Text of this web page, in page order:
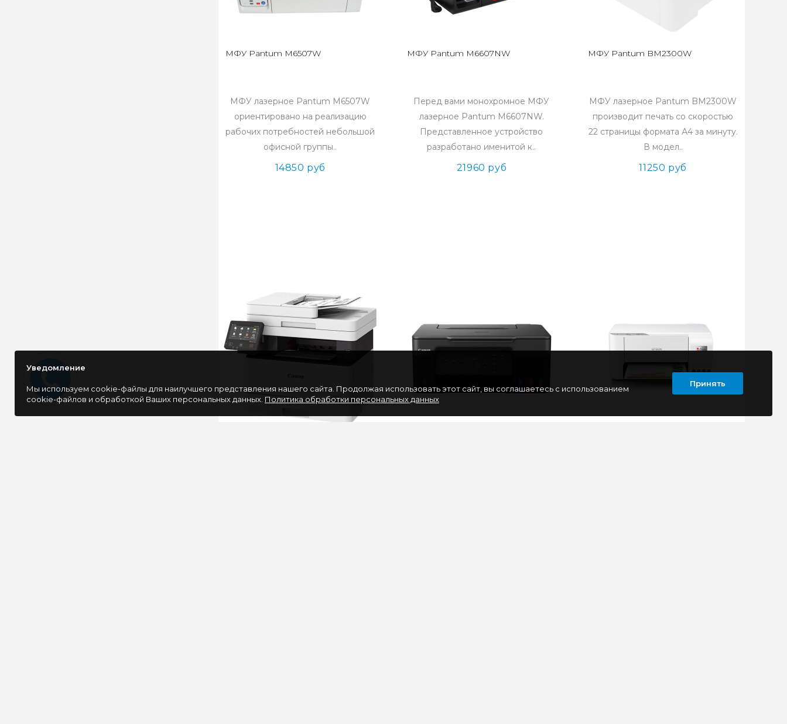
МФУ Pantum M6507W
МФУ лазерное Pantum M6507W
ориентировано на реализацию
рабочих потребностей небольшой
офисной группы..
14850 руб
МФУ Pantum M6607NW
Перед вами монохромное МФУ
лазерное Pantum M6607NW.
Представленное устройство
разработано именитой к..
21960 руб
МФУ Pantum BM2300W
МФУ лазерное Pantum BM2300W
производит печать со скоростью
22 страницы формата А4 за минуту.
В модел..
11250 руб
Уведомление
Мы используем cookie-файлы для наилучшего представления нашего сайта. Продолжая использовать этот сайт, вы соглашаетесь с использованием
cookie-файлов и обработкой Ваших персональных данных. Политика обработки персональных данных
Принять